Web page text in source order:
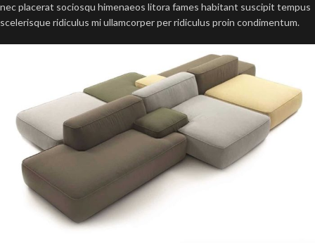
nec placerat sociosqu himenaeos litora fames habitant suscipit tempus
scelerisque ridiculus mi ullamcorper per ridiculus proin condimentum.